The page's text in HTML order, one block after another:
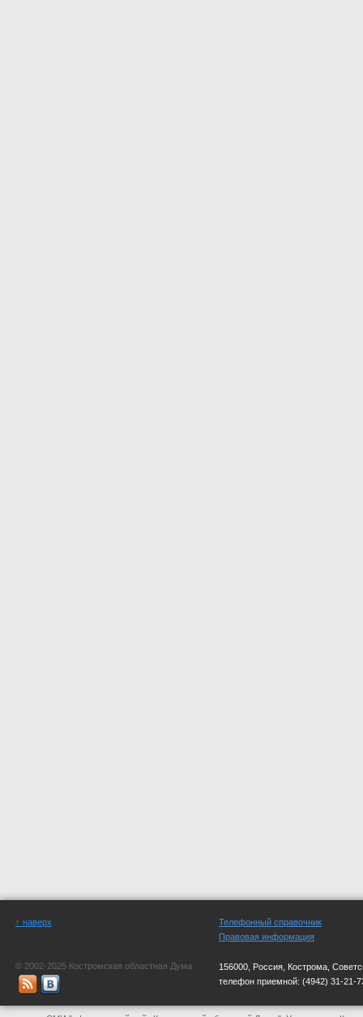
↑ наверх
© 2002-2025 Костромская областная Дума
Телефонный справочник
Правовая информация
156000, Россия, Кострома,
телефон приемной: (4942) 31-21-